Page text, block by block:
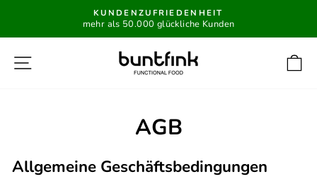
Inhalt
Pause
KUNDENZUFRIEDENHEIT
mehr als 50.000 glückliche Kunden
Seitennavigation
AGB
Allgemeine Geschäftsbedingungen